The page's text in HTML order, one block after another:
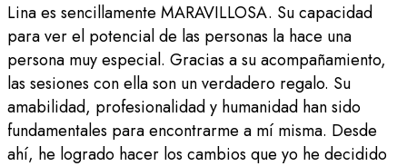
Lina es sencillamente MARAVILLOSA. Su capacidad
para ver el potencial de las personas la hace una
persona muy especial. Gracias a su acompañamiento,
las sesiones con ella son un verdadero regalo. Su
amabilidad, profesionalidad y humanidad han sido
fundamentales para encontrarme a mí misma. Desde
ahí, he logrado hacer los cambios que yo he decidido